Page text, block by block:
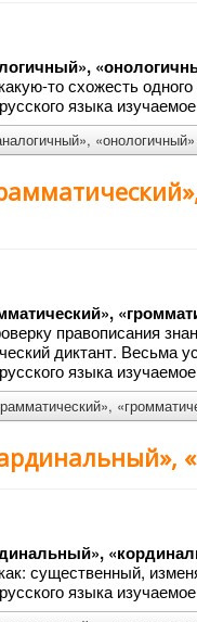
то схожесть одного
языка
правописания
диктант. Весьма
языка
существенный,
языка